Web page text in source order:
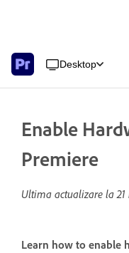
Desktop
Enable
Premiere
Ultima actualizare la
Learn how to enable